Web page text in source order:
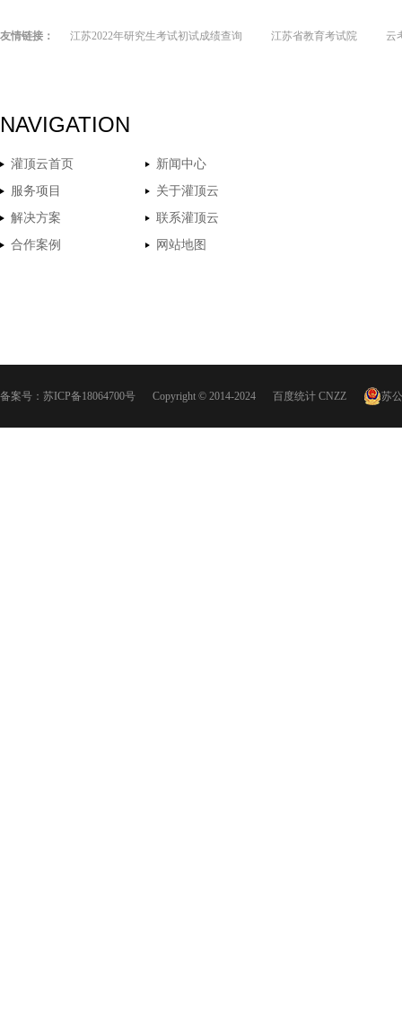
友情链接： 江苏2022年研究生考试初试成绩查询 江苏省教育考试院 云
NAVIGATION
灌顶云首页
新闻中心
服务项目
关于灌顶云
解决方案
联系灌顶云
合作案例
网站地图
备案号： 苏ICP备18064700号 Copyright © 2014-2024 百度统计 CNZZ 苏